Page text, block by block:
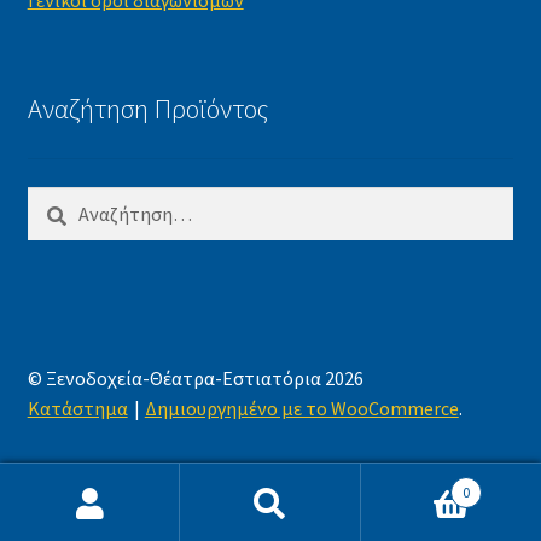
Αναζήτηση Προϊόντος
για:
© Ξενοδοχεία-Θέατρα-Εστιατόρια 2026
Κατάστημα
Δημιουργημένο με το WooCommerce.
Αναζήτηση
Αναζήτηση
0